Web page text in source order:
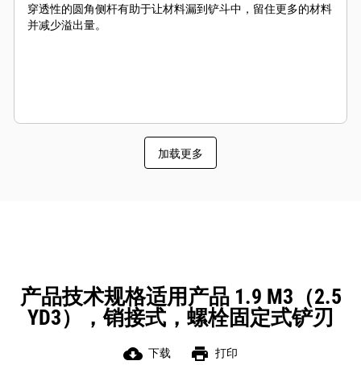
穿透性的圆角侧杆有助于让材料漏到铲斗中，留住更多的材料
并减少溢出量。
加载更多
产品技术规格适用产品 1.9 M3（2.5
YD3），销接式，螺栓固定式铲刃
cloud_download 下载 print 打印